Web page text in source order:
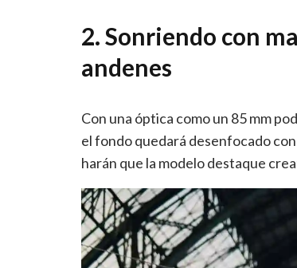
2. Sonriendo con
andenes
Con una óptica como un 85 mm
el fondo quedará desenfocado
harán que la modelo destaque